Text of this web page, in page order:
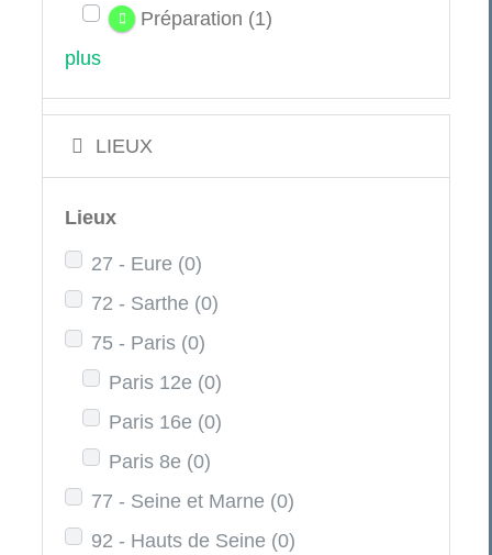
Préparation (1)
plus
LIEUX
Lieux
27 - Eure (0)
72 - Sarthe (0)
75 - Paris (0)
Paris 12e (0)
Paris 16e (0)
Paris 8e (0)
77 - Seine et Marne (0)
92 - Hauts de Seine (0)